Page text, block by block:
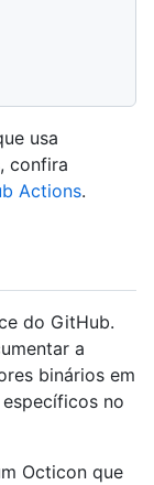
usa
confira
Actions.
do GitHub.
a
binários em
no
Octicon que